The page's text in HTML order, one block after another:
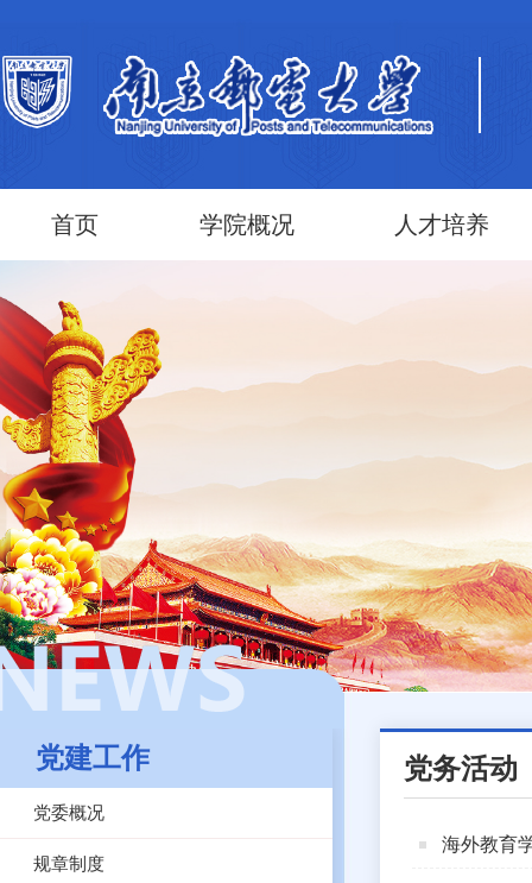
首页 学院概况 人才培养
党建工作
党委概况
规章制度
党务活动
海外教育